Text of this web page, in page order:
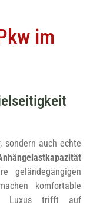
im
sondern auch echte
geländegängigen
komfortable
Luxus trifft auf